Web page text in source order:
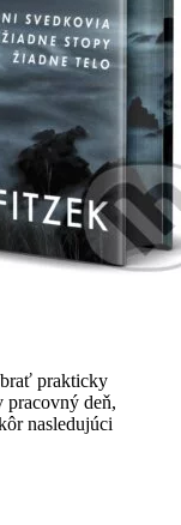
prakticky
pracovný deň,
nasledujúci